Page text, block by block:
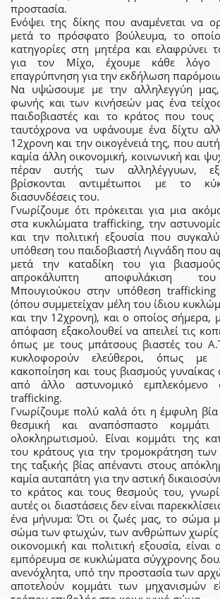
προστασία.
Ενόψει της δίκης που αναμένεται να
μετά το πρόσφατο βούλευμα, το
κατηγορίες στη μητέρα και ελαφρύνει
για τον Μίχο, έχουμε κάθε λόγο
επαγρύπνηση για την εκδήλωση
Να υψώσουμε με την αλληλεγγύη
φωνής και των κινήσεών μας ένα
παιδοβιαστές και το κράτος που τους
ταυτόχρονα να υφάνουμε ένα δίχτυ
12χρονη και την οικογένειά της, που
καμία άλλη οικονομική, κοινωνική και
πέραν αυτής των αλληλέγγυων,
βρίσκονται αντιμέτωποι με το
διασυνδέσεις του.
Γνωρίζουμε ότι πρόκειται για μια
στα κυκλώματα trafficking, την
και την πολιτική εξουσία που
υπόθεση του παιδοβιαστή Λιγνάδη που
μετά την καταδίκη του για
απροκάλυπτη αποφυλάκιση του
Μπουγιούκου στην υπόθεση trafficking
(όπου συμμετείχαν μέλη του ίδιου
και την 12χρονη), και ο οποίος σήμερα,
απόφαση εξακολουθεί να απειλεί τις
όπως με τους μπάτσους βιαστές του
κυκλοφορούν ελεύθεροι, όπως με
κακοποίηση και τους βιασμούς
από άλλο αστυνομικό
trafficking.
Γνωρίζουμε πολύ καλά ότι η έμφυλη βία
θεσμική και αναπόσπαστο κομμάτι
ολοκληρωτισμού. Είναι κομμάτι της
του κράτους για την τρομοκράτηση των
της ταξικής βίας απέναντι στους
καμία αυταπάτη για την αστική
το κράτος και τους θεσμούς του,
αυτές οι διαστάσεις δεν είναι
ένα μήνυμα: Ότι οι ζωές μας, το σώμα
σώμα των φτωχών, των ανθρώπων χωρίς
οικονομική και πολιτική εξουσία, είναι
εμπόρευμα σε κυκλώματα σύγχρονης
ανενόχλητα, υπό την προστασία των
αποτελούν κομμάτι των μηχανισμών